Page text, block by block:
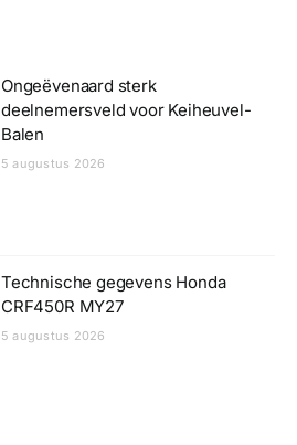
Ongeëvenaard sterk
deelnemersveld voor Keiheuvel-
Balen
5 augustus 2026
Technische gegevens Honda
CRF450R MY27
5 augustus 2026